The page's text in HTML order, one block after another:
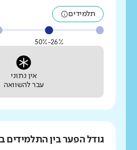
תלמידים
26%-50%
אין נתוני
עבר להשוואה
גודל הפער בין התלמידים